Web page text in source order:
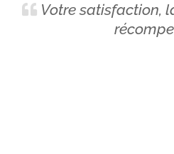
Votre satisfaction,